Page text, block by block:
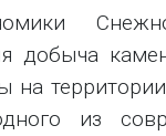
добыча
территории
из